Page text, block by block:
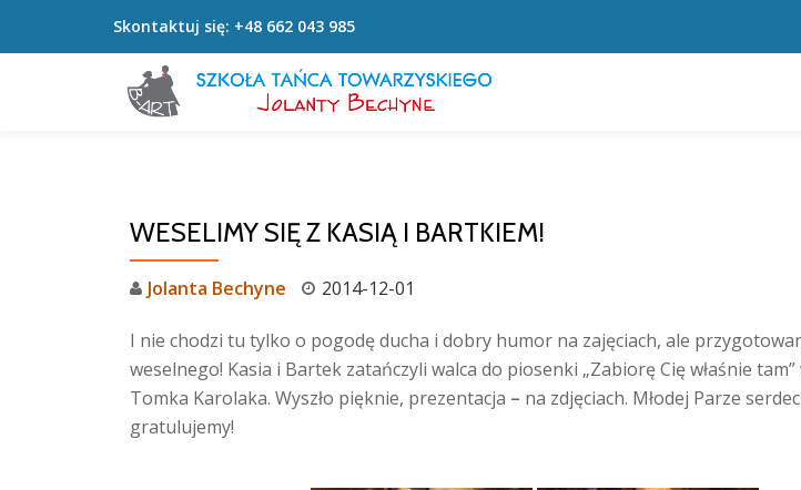
Przeskocz
Skontaktuj się: +48 662 043 985
WESELIMY SIĘ Z KASIĄ I BARTKIEM!
Jolanta Bechyne 2014-12-01
I nie chodzi tu tylko o pogodę ducha i dobry humor na zajęciach, ale
weselnego! Kasia i Bartek zatańczyli walca do piosenki „Zabiorę Cię właśnie
Tomka Karolaka. Wyszło pięknie, prezentacja – na zdjęciach. Młodej Parze
gratulujemy!